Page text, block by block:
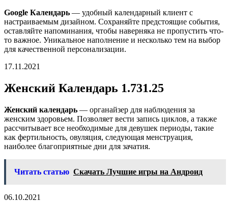
Google Календарь — удобный календарный клиент с
настраиваемым дизайном. Сохраняйте предстоящие события,
оставляйте напоминания, чтобы наверняка не пропустить что-
то важное. Уникальное наполнение и несколько тем на выбор
для качественной персонализации.
17.11.2021
Женский Календарь 1.731.25
Женский календарь — органайзер для наблюдения за
женским здоровьем. Позволяет вести запись циклов, а также
рассчитывает все необходимые для девушек периоды, такие
как фертильность, овуляция, следующая менструация,
наиболее благоприятные дни для зачатия.
Читать статью Скачать Лучшие игры на Андроид
06.10.2021